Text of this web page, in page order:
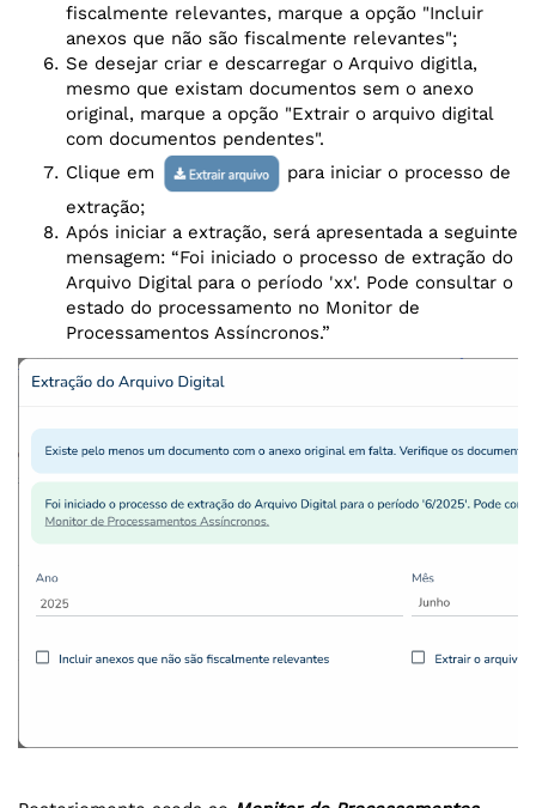
fiscalmente relevantes, marque a opção "Incluir
anexos que não são fiscalmente relevantes";
Se desejar criar e descarregar o Arquivo digitla,
mesmo que existam documentos sem o anexo
original, marque a opção "Extrair o arquivo digital
com documentos pendentes".
Clique em
para iniciar o processo de
extração;
Após iniciar a extração, será apresentada a seguinte
mensagem: “Foi iniciado o processo de extração do
Arquivo Digital para o período 'xx'. Pode consultar o
estado do processamento no Monitor de
Processamentos Assíncronos.”